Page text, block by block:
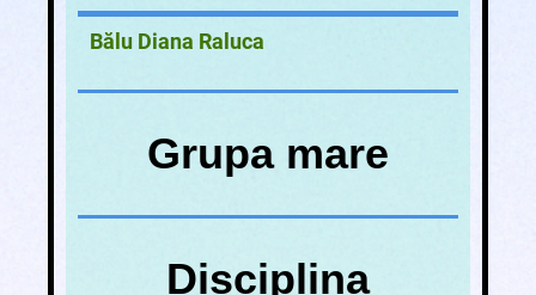
Bălu Diana Raluca
Grupa mare
Disciplina